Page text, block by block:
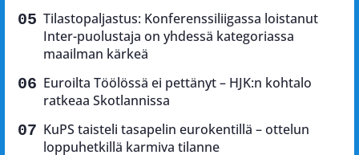
Tilastopaljastus: Konferenssiliigassa loistanut
Inter-puolustaja on yhdessä kategoriassa
maailman kärkeä
Euroilta Töölössä ei pettänyt – HJK:n kohtalo
ratkeaa Skotlannissa
KuPS taisteli tasapelin eurokentillä – ottelun
loppuhetkillä karmiva tilanne